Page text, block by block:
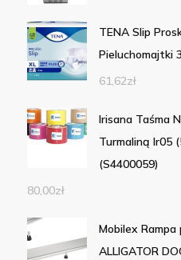
TENA Slip
Pieluchomajtki
61,62zł
Irisana Taśma
Turmaliną Ir05
(S4400059)
80,00zł
Mobilex
ALLIGATOR